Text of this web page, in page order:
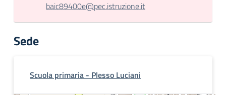
baic89400e@pec.istruzione.it
Sede
Scuola primaria - Plesso Luciani